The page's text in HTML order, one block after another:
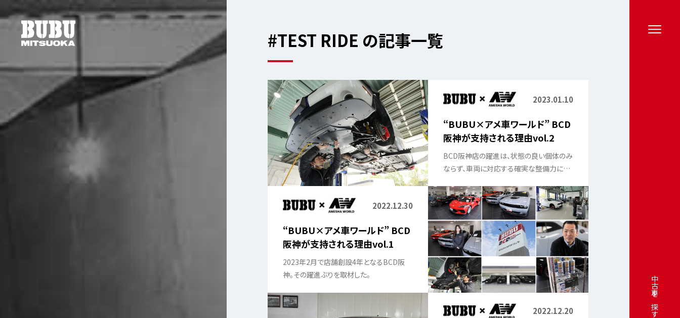
中古車を探す
#TEST RIDE の記事一覧
2023.01.10
“BUBU×アメ車ワールド” BCD
阪神が支持される理由vol.2
BCD阪神店の躍進は、状態の良い個体のみ
ならず、車両に対応する確実な整備力によ
2022.12.30
“BUBU×アメ車ワールド” BCD
阪神が支持される理由vol.1
2023年2月で店舗創設4年となるBCD阪
神。その躍進ぶりを取材した。
2022.12.20